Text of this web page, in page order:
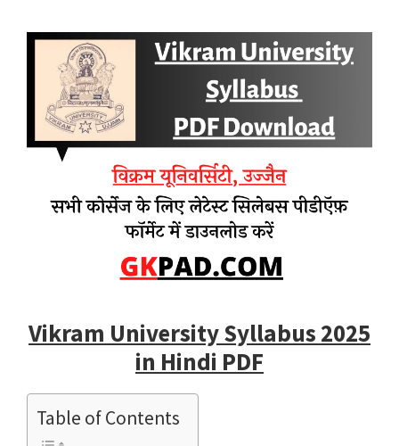
Vikram University Syllabus 2025
in Hindi PDF
Table of Contents